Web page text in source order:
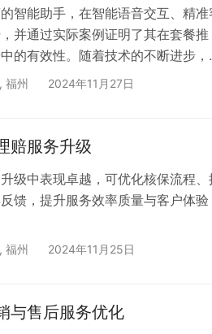
智能助手，在智能语音交互、精准
并通过实际案例证明了其在套餐推
的有效性。随着技术的不断进步，
，为客户服务带来更多的创新与变
, 福州 2024年11月27日
赔服务升级
级中表现卓越，可优化核保流程、
馈，提升服务效率质量与客户体验
, 福州 2024年11月25日
与售后服务优化